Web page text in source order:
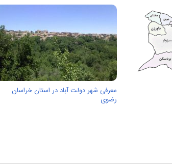
معرفی شهر دولت آباد در استان خراسان
رضوی